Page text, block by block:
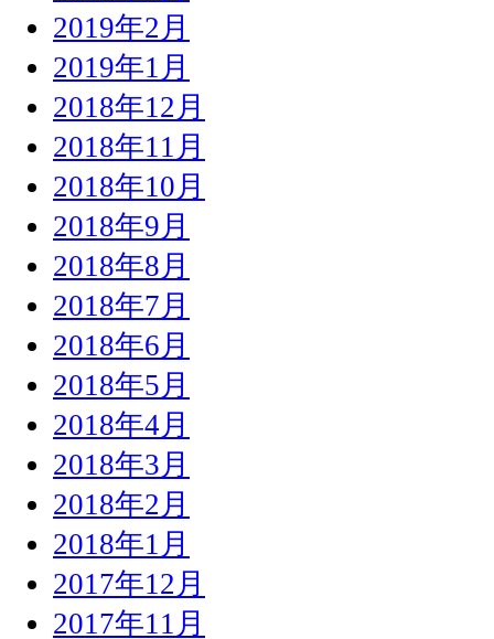
2019年2月
2019年1月
2018年12月
2018年11月
2018年10月
2018年9月
2018年8月
2018年7月
2018年6月
2018年5月
2018年4月
2018年3月
2018年2月
2018年1月
2017年12月
2017年11月